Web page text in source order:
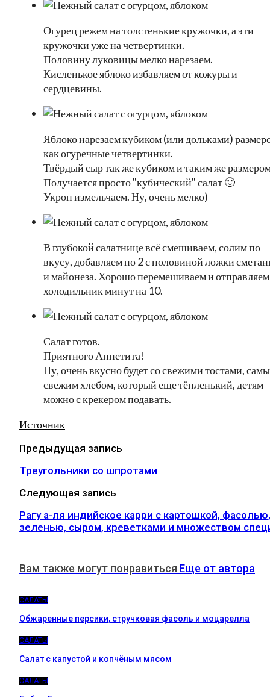
Огурец режем на толстенькие кружочки, а эти
кружочки уже на четвертинки.
Половину луковицы мелко нарезаем.
Кисленькое яблоко избавляем от кожуры и
сердцевины.
Яблоко нарезаем кубиком (или дольками)
как огуречные четвертинки.
Твёрдый сыр так же кубиком и таким же
Получается просто "кубический" салат 🙂
Укроп измельчаем. Ну, очень мелко)
В глубокой салатнице всё смешиваем, солим по
вкусу, добавляем по 2 с половиной ложки
и майонеза. Хорошо перемешиваем и
холодильник минут на 10.
Салат готов.
Приятного Аппетита!
Ну, очень вкусно будет со свежими тостами,
свежим хлебом, который еще тёпленький, детям
можно с крекером подавать.
Источник
Предыдущая запись
Треугольники со шпротами
Следующая запись
Рагу а-ля индийское карри с картошкой, фасолью,
зеленью, сыром, креветками и множеством
Вам также могут понравиться Еще от автора
САЛАТЫ
Обжаренные персики, стручковая фасоль и моцарелла
САЛАТЫ
Салат с капустой и копчёным мясом
САЛАТЫ